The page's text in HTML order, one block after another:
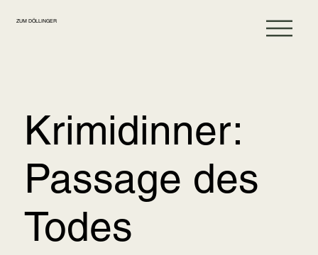
ZUM DÖLLINGER
Krimidinner:
Passage des
Todes